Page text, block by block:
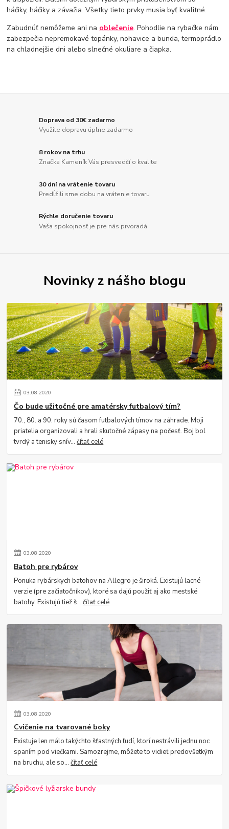
háčiky, háčiky a závažia. Všetky tieto prvky musia byť kvalitné.
Zabudnúť nemôžeme ani na oblečenie. Pohodlie na rybačke nám
zabezpečia nepremokavé topánky, nohavice a bunda, termoprádlo
na chladnejšie dni alebo slnečné okuliare a čiapka.
Doprava od 30€ zadarmo
Využite dopravu úplne zadarmo
8 rokov na trhu
Značka Kameník Vás presvedčí o kvalite
30 dní na vrátenie tovaru
Predĺžili sme dobu na vrátenie tovaru
Rýchle doručenie tovaru
Vaša spokojnosť je pre nás prvoradá
Novinky z nášho blogu
03.08.2020
Čo bude užitočné pre amatérsky futbalový tím?
70., 80. a 90. roky sú časom futbalových tímov na záhrade. Moji
priatelia organizovali a hrali skutočné zápasy na počesť. Boj bol
tvrdý a tenisky snív...čítať celé
03.08.2020
Batoh pre rybárov
Ponuka rybárskych batohov na Allegro je široká. Existujú lacné
verzie (pre začiatočníkov), ktoré sa dajú použiť aj ako mestské
batohy. Existujú tiež š...čítať celé
03.08.2020
Cvičenie na tvarované boky
Existuje len málo takýchto šťastných ľudí, ktorí nestrávili jednu noc
spaním pod viečkami. Samozrejme, môžete to vidieť predovšetkým
na bruchu, ale so...čítať celé